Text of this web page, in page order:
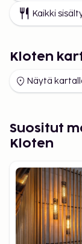
Kaikki
Kloten
Näytä
Suositut
Kloten